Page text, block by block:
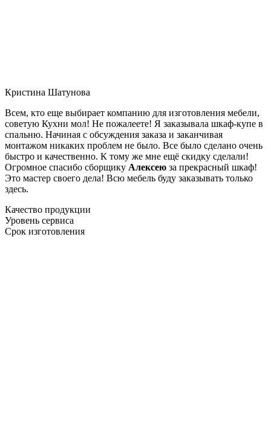
Кристина Шатунова
Всем, кто еще выбирает компанию для изготовления мебели,
советую Кухни мол! Не пожалеете! Я заказывала шкаф-купе в
спальню. Начиная с обсуждения заказа и заканчивая
монтажом никаких проблем не было. Все было сделано очень
быстро и качественно. К тому же мне ещё скидку сделали!
Огромное спасибо сборщику Алексею за прекрасный шкаф!
Это мастер своего дела! Всю мебель буду заказывать только
здесь.
Качество продукции
Уровень сервиса
Срок изготовления